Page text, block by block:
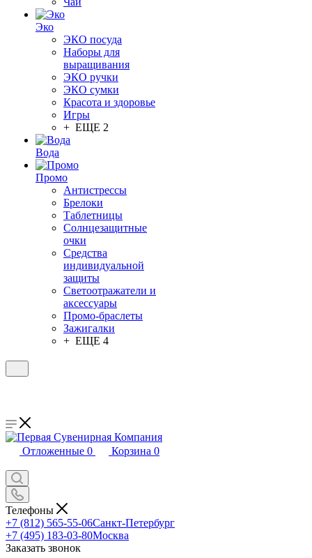
Эко
ЭКО посуда
Наборы для
выращивания
ЭКО ручки
ЭКО сумки
Красота и здоровье
Игры
+ ЕЩЕ 2
Вода
Промо
Антистрессы
Брелоки
Таблетницы
Солнцезащитные
очки
Средства
индивидуальной
защиты
Светоотражатели и
аксессуары
Промо-браслеты
Зажигалки
+ ЕЩЕ 4
Отложенные 0 Корзина 0
Телефоны
+7 (812) 565-55-06Санкт-Петербург
+7 (495) 183-03-80Москва
Заказать звонок